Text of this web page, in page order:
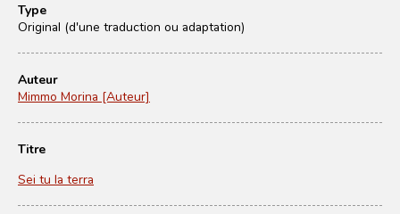
Type
Original (d'une traduction ou adaptation)
Auteur
Mimmo Morina [Auteur]
Titre
Sei tu la terra